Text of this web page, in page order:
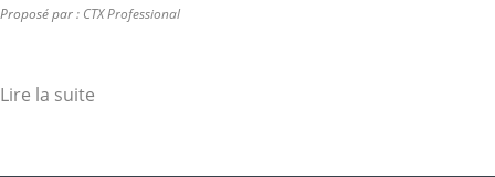
Proposé par : CTX Professional
Lire la suite